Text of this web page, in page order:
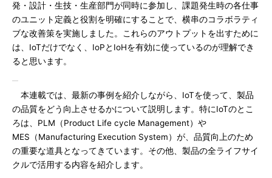
発・設計・生技・生産部門が同時に参加し、課題発生時の各仕事
のユニット定義と役割を明確にすることで、横串のコラボラティ
ブな改善策を実施しました。これらのアウトプットを出すために
は、IoTだけでなく、IoPとIoHを有効に使っているのが理解でき
ると思います。
本連載では、最新の事例を紹介しながら、IoTを使って、製品
の品質をどう向上させるかについて説明します。特にIoTのとこ
ろは、PLM（Product Life cycle Management）や
MES（Manufacturing Execution System）が、品質向上のため
の重要な道具となってきています。その他、製品の全ライフサイ
クルで活用する内容を紹介します。